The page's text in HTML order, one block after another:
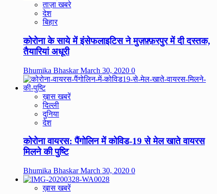
ताज़ा खबरे
देश
बिहार
कोरोना के साये में इंसेफलाइटिस ने मुज़फ़्फ़रपुर में दी दस्तक,
तैयारियां अधूरी
Bhumika BhaskarMarch 30, 2020 0
ख़ास खबरें
दिल्ली
दुनिया
देश
कोरोना वायरस: पैंगोलिन में कोविड-19 से मेल खाते वायरस
मिलने की पुष्टि
Bhumika BhaskarMarch 30, 2020 0
ख़ास खबरें